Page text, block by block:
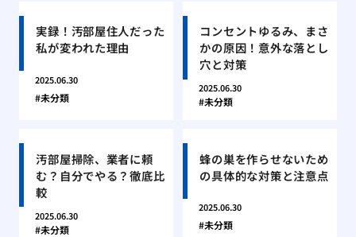
実録！汚部屋住人だった
私が変われた理由
2025.06.30
未分類
コンセントゆるみ、まさ
かの原因！意外な落とし
穴と対策
2025.06.30
未分類
汚部屋掃除、業者に頼
む？自分でやる？徹底比
較
2025.06.30
未分類
蜂の巣を作らせないため
の具体的な対策と注意点
2025.06.30
未分類